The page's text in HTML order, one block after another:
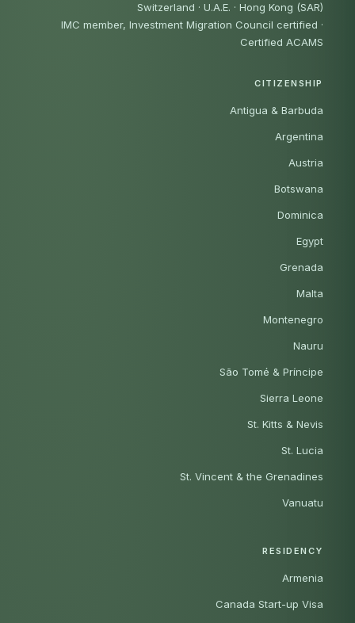
Switzerland · U.A.E. · Hong Kong (SAR)
IMC member, Investment Migration Council certified ·
Certified ACAMS
CITIZENSHIP
Antigua & Barbuda
Argentina
Austria
Botswana
Dominica
Egypt
Grenada
Malta
Montenegro
Nauru
São Tomé & Príncipe
Sierra Leone
St. Kitts & Nevis
St. Lucia
St. Vincent & the Grenadines
Vanuatu
RESIDENCY
Armenia
Canada Start-up Visa